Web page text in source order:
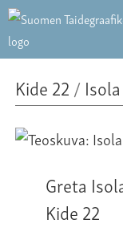
Kide 22/
Greta
Kide 22